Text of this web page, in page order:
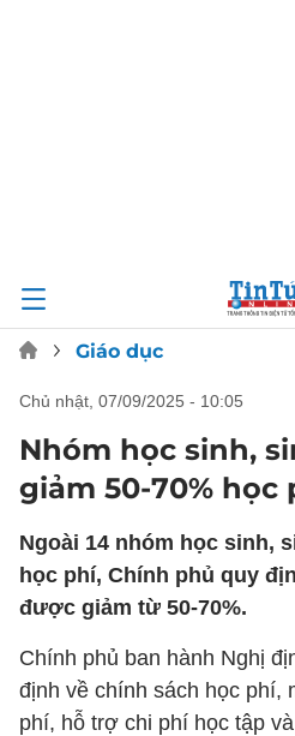
Giáo dục
chủ nhật, 07/09/2025 - 10:05
Nhóm học sinh,
giảm 50-70% học
Ngoài 14 nhóm học sinh,
học phí, Chính phủ quy
được giảm từ 50-70%.
Chính phủ ban hành Nghị
định về chính sách học phí,
phí, hỗ trợ chi phí học tập